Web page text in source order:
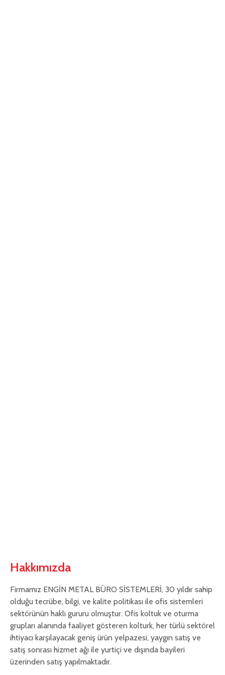
Hakkımızda
Firmamız ENGİN METAL BÜRO SİSTEMLERİ, 30 yıldır sahip
olduğu tecrübe, bilgi, ve kalite politikası ile ofis sistemleri
sektörünün haklı gururu olmuştur. Ofis koltuk ve oturma
grupları alanında faaliyet gösteren kolturk, her türlü sektörel
ihtiyacı karşılayacak geniş ürün yelpazesi, yaygın satış ve
satış sonrası hizmet ağı ile yurtiçi ve dışında bayileri
üzerinden satış yapılmaktadır.